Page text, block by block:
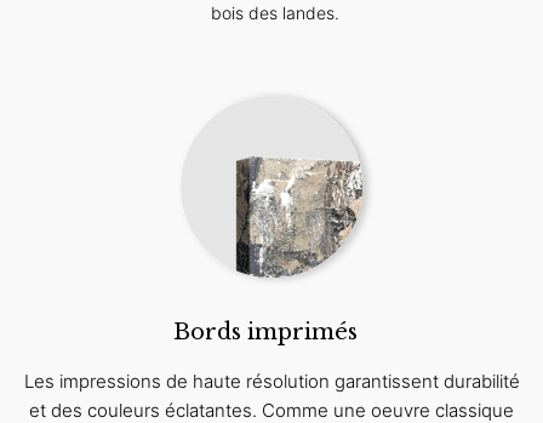
bois des landes.
Bords imprimés
Les impressions de haute résolution garantissent durabilité
et des couleurs éclatantes. Comme une oeuvre classique